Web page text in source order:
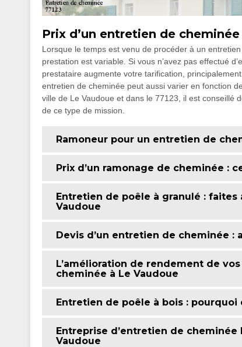
Prix d’un entretien de
Lorsque le temps est venu de procéder à un
prestation est variable. Si vous n’avez pas effectué
prestataire augmente votre tarification,
entretien de cheminée peut aussi varier en fonction
ville de Le Vaudoue et dans le 77123, il est conseillé
de ce type de mission.
Ramoneur pour un entretien de
Prix d’un ramonage de cheminée :
Entretien de poêle à granulé :
Vaudoue
Devis d’un entretien de cheminée :
L’amélioration de rendement de
cheminée à Le Vaudoue
Entretien de poêle à bois : pourquoi
Entreprise d’entretien de
Vaudoue